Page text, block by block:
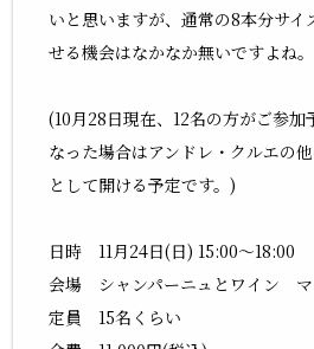
いと思いますが、通常の8本分サイ
せる機会はなかなか無いですよね。
(10月28日現在、12名の方がご参加
なった場合はアンドレ・クルエの
として開ける予定です。)
日時 11月24日(日) 15:00〜18:00
会場 シャンパーニュとワイン
定員 15名くらい